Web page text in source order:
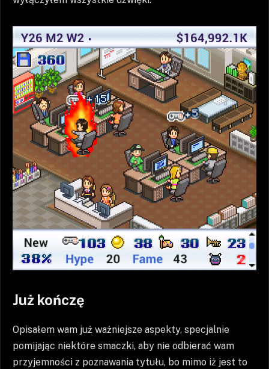
Już kończę
Opisałem wam już ważniejsze aspekty, specjalnie
pomijając niektóre smaczki, aby nie odbierać wam
przyjemności z poznawania tytułu, bo mimo iż jest to